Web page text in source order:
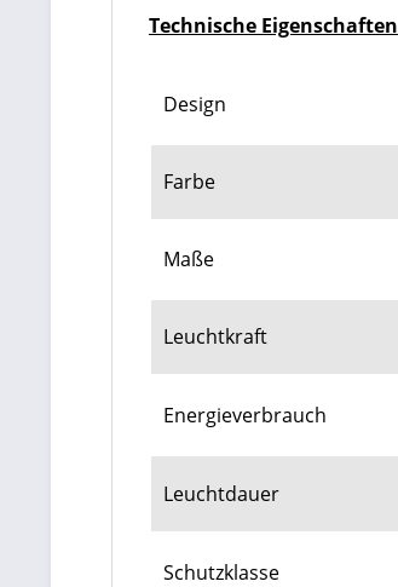
Technische Eigenschaften
Design
Farbe
Maße
Leuchtkraft
Energieverbrauch
Leuchtdauer
Schutzklasse